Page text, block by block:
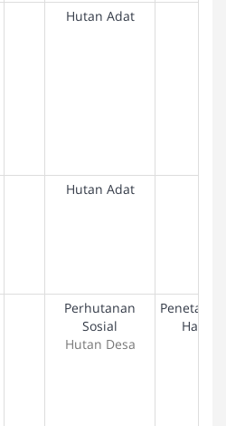
Hutan Adat
Hutan Adat
Perhutanan
Sosial
Hutan Desa
Penetapan
Hak